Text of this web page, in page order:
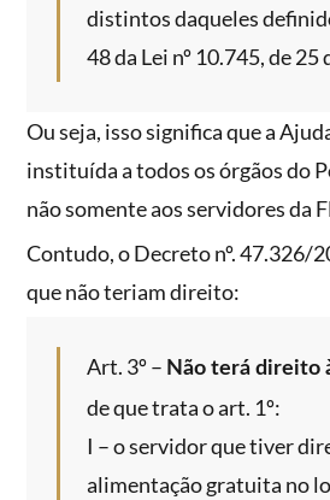
distintos daqueles
48 da Lei nº 10.745, de 25
Ou seja, isso significa que a
instituída a todos os órgãos do
não somente aos servidores da
Contudo, o Decreto nº. 47.326/
que não teriam direito:
Art. 3º – Não terá direito
de que trata o art. 1º:
I – o servidor que tiver
alimentação gratuita no